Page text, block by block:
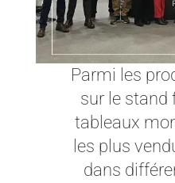
Parmi les
sur le stand
tableaux
les plus
dans